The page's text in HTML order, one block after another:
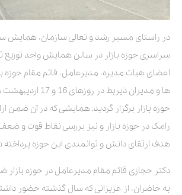
در راستای مسیر رشد و تعالی سازمان، همایش
سراسری حوزه بازار در سالن همایش واحد توزیع
اعضای هیات مدیره، مدیرعامل، قائم مقام حوزه
حوزه بازار برگزار گردید. همایشی که در آن ضمن
رامک در حوزه بازار و نیز بررسی نقاط قوت و ضعف
هدف ارتقای دانش و توانمندی این حوزه
دکتر حجازی قائم مقام مدیرعامل در حوزه
به حاضران، از عزیزانی که سال گذشته حضور